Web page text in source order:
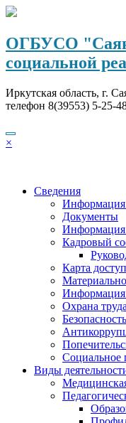
Перейти
содержимому
ОГБУСО
социальной
Иркутская область, г.
телефон 8(39553) 5-25-
×
Сведения
Информация
Документы
Информация
Кадровый
Карта
Информация
Охрана труда
Безопасность
Социальное
Виды